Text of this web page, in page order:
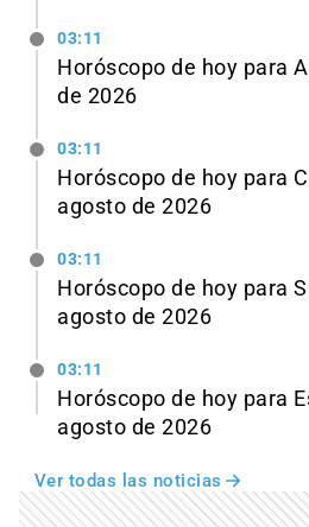
03:11
Horóscopo de hoy para
de 2026
03:11
Horóscopo de hoy para
agosto de 2026
03:11
Horóscopo de hoy para
agosto de 2026
03:11
Horóscopo de hoy para
agosto de 2026
Ver todas las noticias